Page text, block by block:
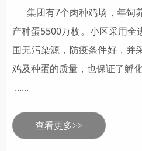
集团有7个肉种鸡场，年饲
产种蛋5500万枚。小区采用全
围无污染源，防疫条件好，并
鸡及种蛋的质量，也保证了孵化
......
查看更多>>